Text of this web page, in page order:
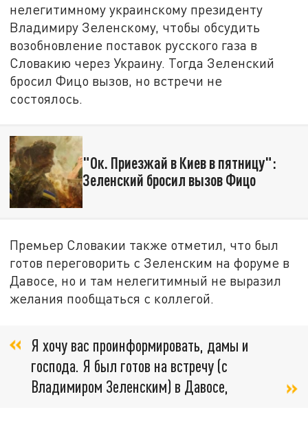
нелегитимному украинскому президенту
Владимиру Зеленскому, чтобы обсудить
возобновление поставок русского газа в
Словакию через Украину. Тогда Зеленский
бросил Фицо вызов, но встречи не
состоялось.
"Ок. Приезжай в Киев в пятницу":
Зеленский бросил вызов Фицо
Премьер Словакии также отметил, что был
готов переговорить с Зеленским на форуме в
Давосе, но и там нелегитимный не выразил
желания пообщаться с коллегой.
Я хочу вас проинформировать, дамы и
господа. Я был готов на встречу (с
Владимиром Зеленским) в Давосе,